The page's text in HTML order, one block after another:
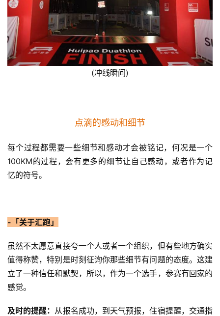
(冲线瞬间)
点滴的感动和细节
每个过程都需要一些细节和感动才会被铭记，何况是一个
100KM的过程，会有更多的细节让自己感动，或者作为记
忆的符号。
-「关于汇跑」
虽然不太愿意直接夸一个人或者一个组织，但有些地方确实
值得称赞，特别是时刻征询你那些细节有问题的态度。这建
立了一种信任和默契，所以，作为一个选手，参赛有回家的
感觉。
及时的提醒： 从报名成功，到天气预报，住宿提醒，交通指